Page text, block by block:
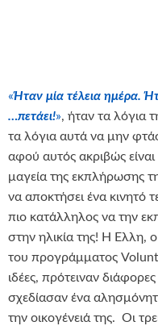
«Ήταν μία τέλεια ημέρα.
…πετάει!», ήταν τα λόγια
τα λόγια αυτά να μην
αφού αυτός ακριβώς
μαγεία της εκπλήρωσης
να αποκτήσει ένα κινητό
πιο κατάλληλος να την
στην ηλικία της! Η Έλλη,
του προγράμματος
ιδέες, πρότειναν
σχεδίασαν ένα
την οικογένειά της. Οι